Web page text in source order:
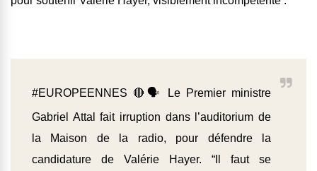
#EUROPEENNES 🔴🗣 Le Premier ministre
Gabriel Attal fait irruption dans l’auditorium de
la Maison de la radio, pour défendre la
candidature de Valérie Hayer. “Il faut se